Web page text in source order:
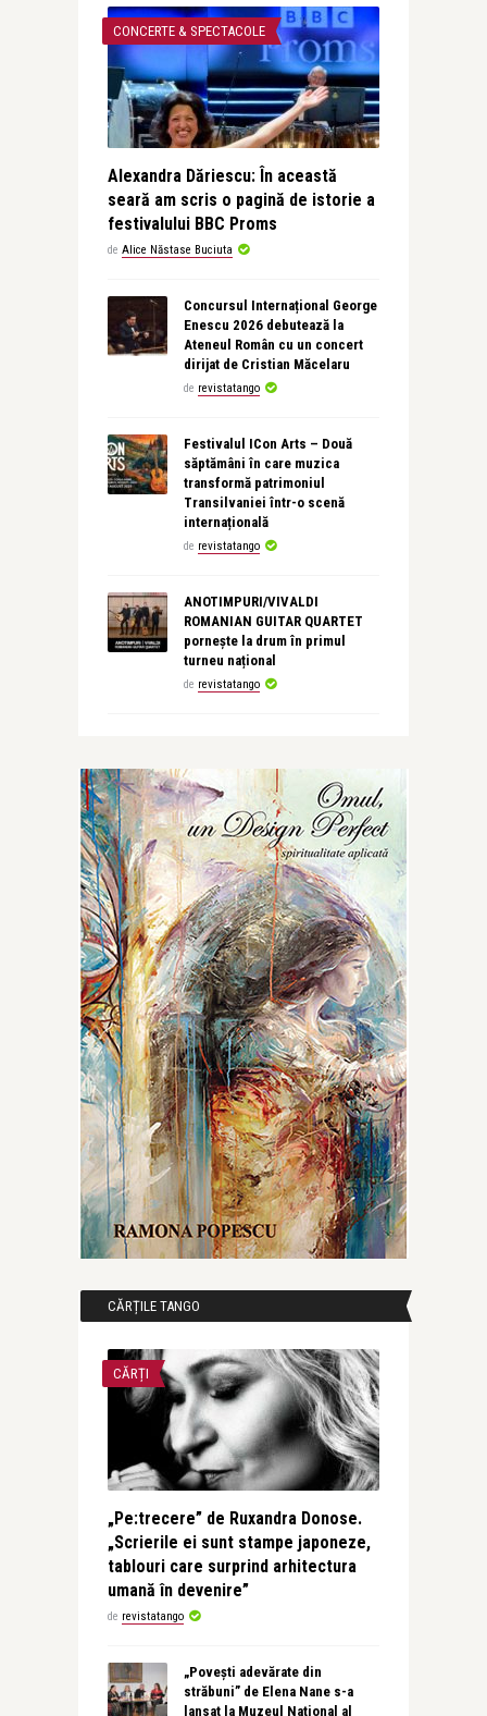
CONCERTE & SPECTACOLE
Alexandra Dăriescu: În această
seară am scris o pagină de istorie a
festivalului BBC Proms
de Alice Năstase Buciuta
Concursul Internațional George
Enescu 2026 debutează la
Ateneul Român cu un concert
dirijat de Cristian Măcelaru
de revistatango
Festivalul ICon Arts – Două
săptămâni în care muzica
transformă patrimoniul
Transilvaniei într-o scenă
internațională
de revistatango
ANOTIMPURI/VIVALDI
ROMANIAN GUITAR QUARTET
pornește la drum în primul
turneu național
de revistatango
CĂRȚILE TANGO
CĂRȚI
„Pe:trecere” de Ruxandra Donose.
„Scrierile ei sunt stampe japoneze,
tablouri care surprind arhitectura
umană în devenire”
de revistatango
„Povești adevărate din
străbuni” de Elena Nane s-a
lansat la Muzeul Național al